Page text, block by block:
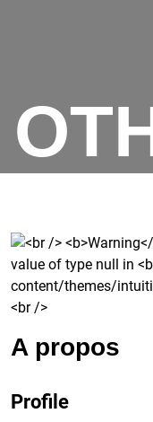
A propos
Profile